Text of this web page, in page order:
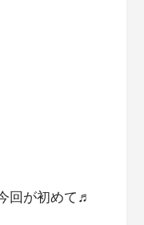
回が初めて♬